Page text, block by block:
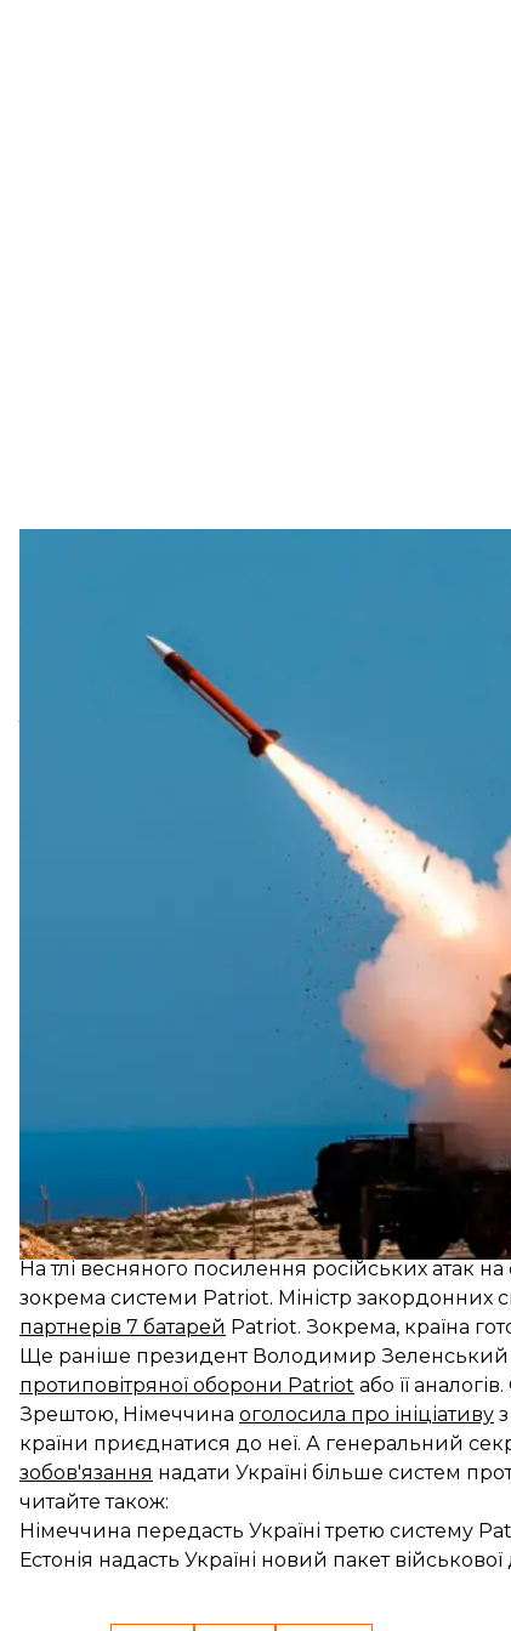
New York Times із посиланням на
Як стверджують співрозмовники видання,
та внутрішніх дебатів щодо того, як
загрозу боєготовність США.
Нова система Patriot надійде з Польщі, де
За словами посадовців США, систему можуть
обслуговування або модифікацій, яких вона
На тлі весняного посилення російських атак
зокрема системи Patriot. Міністр закордонних
партнерів 7 батарей Patriot. Зокрема, країна
Ще раніше президент Володимир Зеленський
протиповітряної оборони Patriot або її
Зрештою, Німеччина оголосила про ініціативу
країни приєднатися до неї. А генеральний
зобов'язання надати Україні більше систем
читайте також:
Німеччина передасть Україні третю систему
Естонія надасть Україні новий пакет